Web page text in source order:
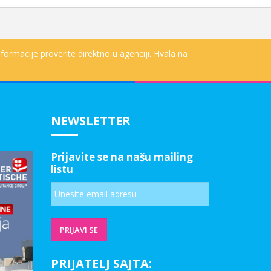
proverite direktno u agenciji. Hvala na
NEWSLETTER
Prijavite se na našu mailing
listu
PRIJATELJ SAJTA: